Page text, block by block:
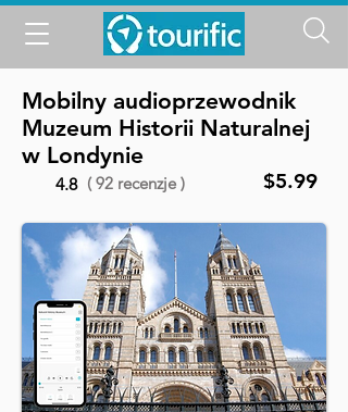
Mobilny audioprzewodnik
Muzeum Historii Naturalnej
w Londynie
4.8 ( 92 recenzje ) $5.99